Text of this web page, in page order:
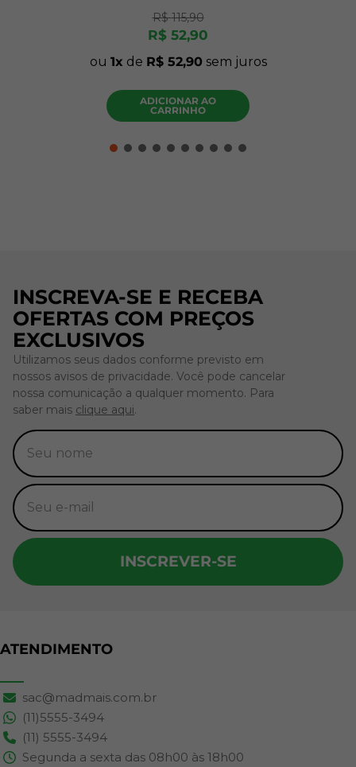
R$ 115,90
R$ 52,90
ou 1 de R$ 52,90 sem juros
ADICIONAR AO
CARRINHO
INSCREVA-SE E RECEBA
OFERTAS COM PREÇOS
EXCLUSIVOS
Utilizamos seus dados conforme previsto em
nossos avisos de privacidade. Você pode cancelar
nossa comunicação a qualquer momento. Para
saber mais clique aqui.
INSCREVER-SE
ATENDIMENTO
sac@madmais.com.br
(11)5555-3494
(11) 5555-3494
Segunda a sexta das 08h00 às 18h00